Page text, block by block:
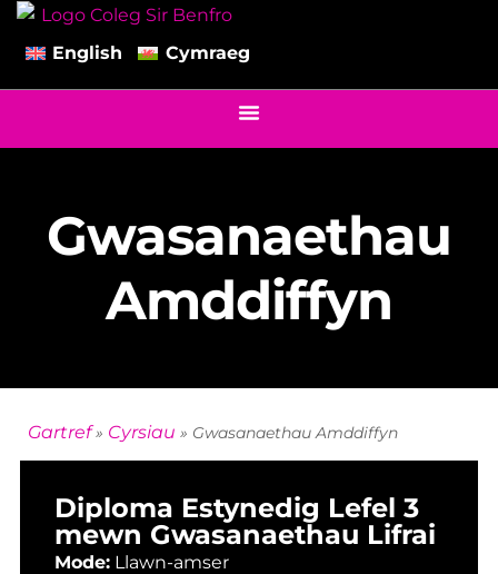
English Cymraeg
Gwasanaethau
Amddiffyn
Gartref» Cyrsiau » Gwasanaethau Amddiffyn
Diploma Estynedig Lefel 3
mewn Gwasanaethau Lifrai
Mode: Llawn-amser